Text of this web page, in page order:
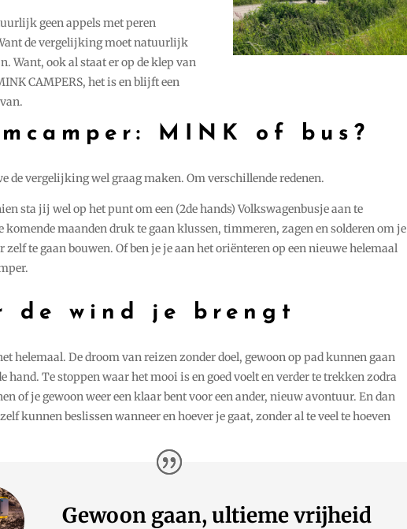
geen appels met peren
de vergelijking moet natuurlijk
Want, ook al staat er op de klep van
CAMPERS, het is en blijft een
MINK of bus?
de vergelijking wel graag maken. Om verschillende redenen.
sta jij wel op het punt om een (2de hands) Volkswagenbusje aan te
komende maanden druk te gaan klussen, timmeren, zagen en solderen om je
zelf te gaan bouwen. Of ben je je aan het oriënteren op een nieuwe helemaal
de wind je brengt
helemaal. De droom van reizen zonder doel, gewoon op pad kunnen gaan
hand. Te stoppen waar het mooi is en goed voelt en verder te trekken zodra
of je gewoon weer een klaar bent voor een ander, nieuw avontuur. En dan
kunnen beslissen wanneer en hoever je gaat, zonder al te veel te hoeven
Gewoon gaan, ultieme vrijheid